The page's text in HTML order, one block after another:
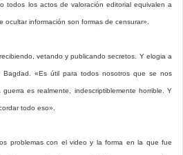
todos los actos de valoración editorial equivalen a
información son formas de censurar».
vetando y publicando secretos. Y elogia a
Bagdad. «Es útil para todos nosotros que se nos
es realmente, indescriptiblemente horrible. Y
todo eso».
problemas con el video y la forma en la que fue